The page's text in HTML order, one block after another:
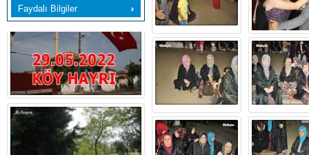
Faydalı Bilgiler